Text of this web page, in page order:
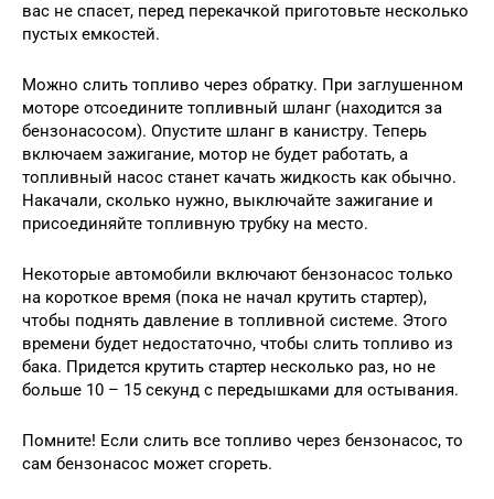
вас не спасет, перед перекачкой приготовьте несколько
пустых емкостей.
Можно слить топливо через обратку. При заглушенном
моторе отсоедините топливный шланг (находится за
бензонасосом). Опустите шланг в канистру. Теперь
включаем зажигание, мотор не будет работать, а
топливный насос станет качать жидкость как обычно.
Накачали, сколько нужно, выключайте зажигание и
присоединяйте топливную трубку на место.
Некоторые автомобили включают бензонасос только
на короткое время (пока не начал крутить стартер),
чтобы поднять давление в топливной системе. Этого
времени будет недостаточно, чтобы слить топливо из
бака. Придется крутить стартер несколько раз, но не
больше 10 – 15 секунд с передышками для остывания.
Помните! Если слить все топливо через бензонасос, то
сам бензонасос может сгореть.